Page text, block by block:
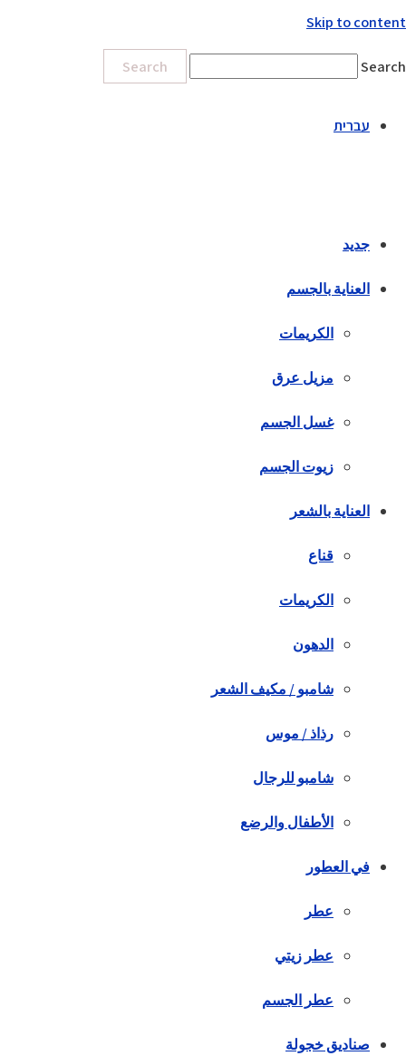
Skip to content
Search
Search
עברית
جديد
العناية بالجسم
الكريمات
مزيل عرق
غسل الجسم
زيوت الجسم
العناية بالشعر
قناع
الكريمات
الدهون
شامبو / مكيف الشعر
رذاذ / موس
شامبو للرجال
الأطفال والرضع
في العطور
عطر
عطر زيتي
عطر الجسم
صناديق خجولة